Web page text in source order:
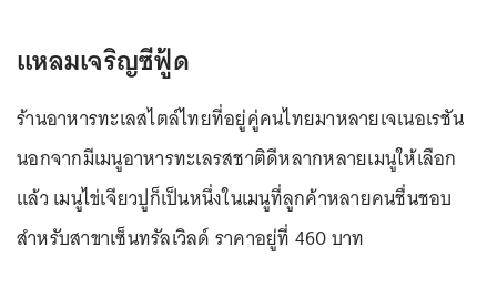
แหลมเจริญซีฟู้ด
ร้านอาหารทะเลสไตล์ไทยที่อยู่คู่คนไทยมาหลายเจเนอเรชัน
นอกจากมีเมนูอาหารทะเลรสชาติดีหลากหลายเมนูให้เลือก
แล้ว เมนูไข่เจียวปูก็เป็นหนึ่งในเมนูที่ลูกค้าหลายคนชื่นชอบ
สำหรับสาขาเซ็นทรัลเวิลด์ ราคาอยู่ที่ 460 บาท